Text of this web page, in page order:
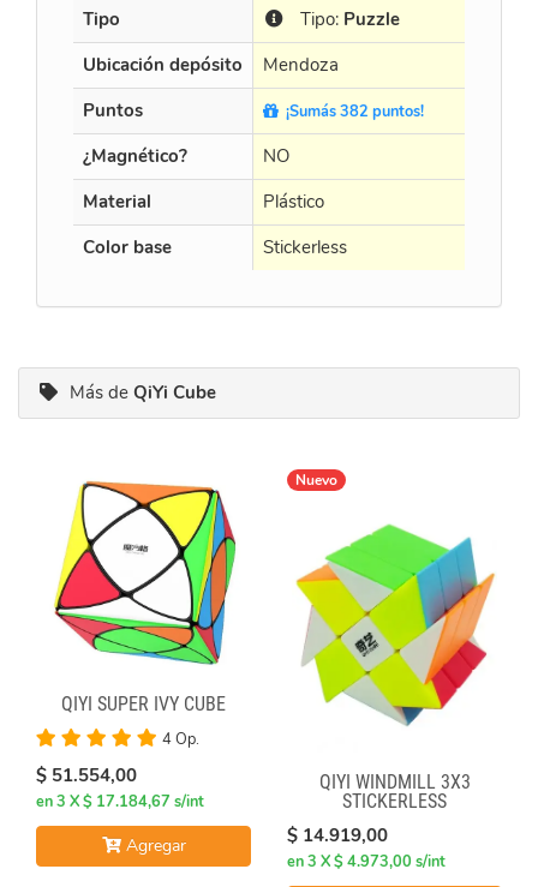
Tipo
Tipo: Puzzle
Ubicación depósito
Mendoza
Puntos
¡Sumás 382 puntos!
¿Magnético? NO
Material
Plástico
Color base
Stickerless
Más de QiYi Cube
QIYI SUPER IVY CUBE
4 Op.
$ 51.554,00
en 3 X $ 17.184,67 s/int
Agregar
Nuevo
QIYI WINDMILL 3X3
STICKERLESS
$ 14.919,00
en 3 X $ 4.973,00 s/int